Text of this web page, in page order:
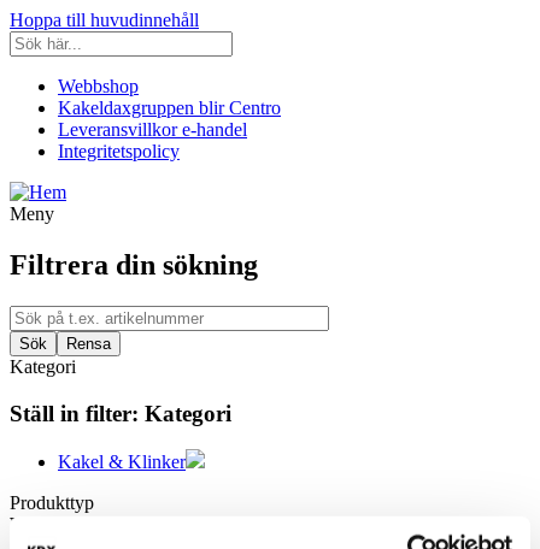
Hoppa till huvudinnehåll
Webbshop
Kakeldaxgruppen blir Centro
Leveransvillkor e-handel
Integritetspolicy
Meny
Filtrera din sökning
Kategori
Ställ in filter: Kategori
Kakel & Klinker
Produkttyp
Vilken typ av produkt letar ni efter?